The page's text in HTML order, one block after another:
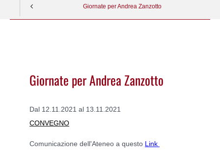
Giornate per Andrea Zanzotto
Giornate per Andrea Zanzotto
Dal 12.11.2021 al 13.11.2021
CONVEGNO
Comunicazione dell'Ateneo a questo Link